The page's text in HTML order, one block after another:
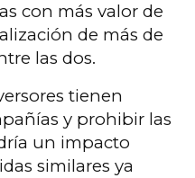
con más valor de
de más de
las dos.
tienen
y prohibir las
un impacto
similares ya